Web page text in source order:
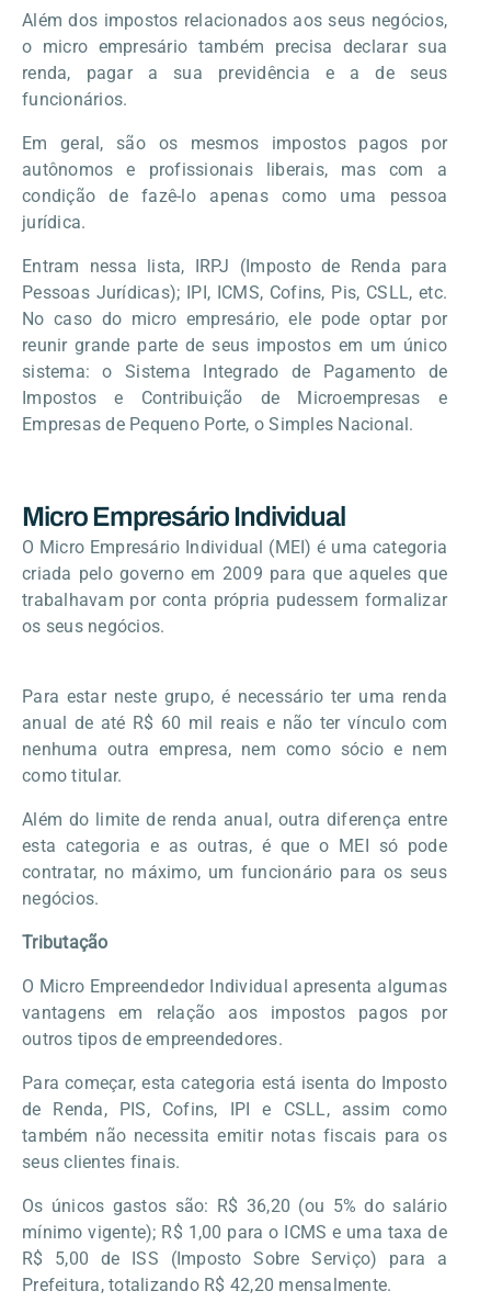
Além dos impostos relacionados aos seus negócios,
o micro empresário também precisa declarar sua
renda, pagar a sua previdência e a de seus
funcionários.
Em geral, são os mesmos impostos pagos por
autônomos e profissionais liberais, mas com a
condição de fazê-lo apenas como uma pessoa
jurídica.
Entram nessa lista, IRPJ (Imposto de Renda para
Pessoas Jurídicas); IPI, ICMS, Cofins, Pis, CSLL, etc.
No caso do micro empresário, ele pode optar por
reunir grande parte de seus impostos em um único
sistema: o Sistema Integrado de Pagamento de
Impostos e Contribuição de Microempresas e
Empresas de Pequeno Porte, o Simples Nacional.
Micro Empresário Individual
O Micro Empresário Individual (MEI) é uma categoria
criada pelo governo em 2009 para que aqueles que
trabalhavam por conta própria pudessem formalizar
os seus negócios.
Para estar neste grupo, é necessário ter uma renda
anual de até R$ 60 mil reais e não ter vínculo com
nenhuma outra empresa, nem como sócio e nem
como titular.
Além do limite de renda anual, outra diferença entre
esta categoria e as outras, é que o MEI só pode
contratar, no máximo, um funcionário para os seus
negócios.
Tributação
O Micro Empreendedor Individual apresenta algumas
vantagens em relação aos impostos pagos por
outros tipos de empreendedores.
Para começar, esta categoria está isenta do Imposto
de Renda, PIS, Cofins, IPI e CSLL, assim como
também não necessita emitir notas fiscais para os
seus clientes finais.
Os únicos gastos são: R$ 36,20 (ou 5% do salário
mínimo vigente); R$ 1,00 para o ICMS e uma taxa de
R$ 5,00 de ISS (Imposto Sobre Serviço) para a
Prefeitura, totalizando R$ 42,20 mensalmente.